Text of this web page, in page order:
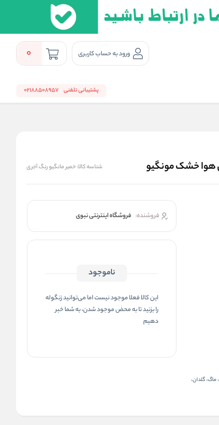
ورود به حساب کاربری 0
پشتیبانی تلفنی 02188508957
هوا خشک مونگیو شناسه کالا:خمیر مانگیو رنگ آجری
گلدان،
فروشنده: فروشگاه اینترنتی نبوی
ناموجود
این کالا فعلا موجود نیست اما می‌توانید زنگوله
را بزنید تا به محض موجود شدن، به شما خبر
دهیم